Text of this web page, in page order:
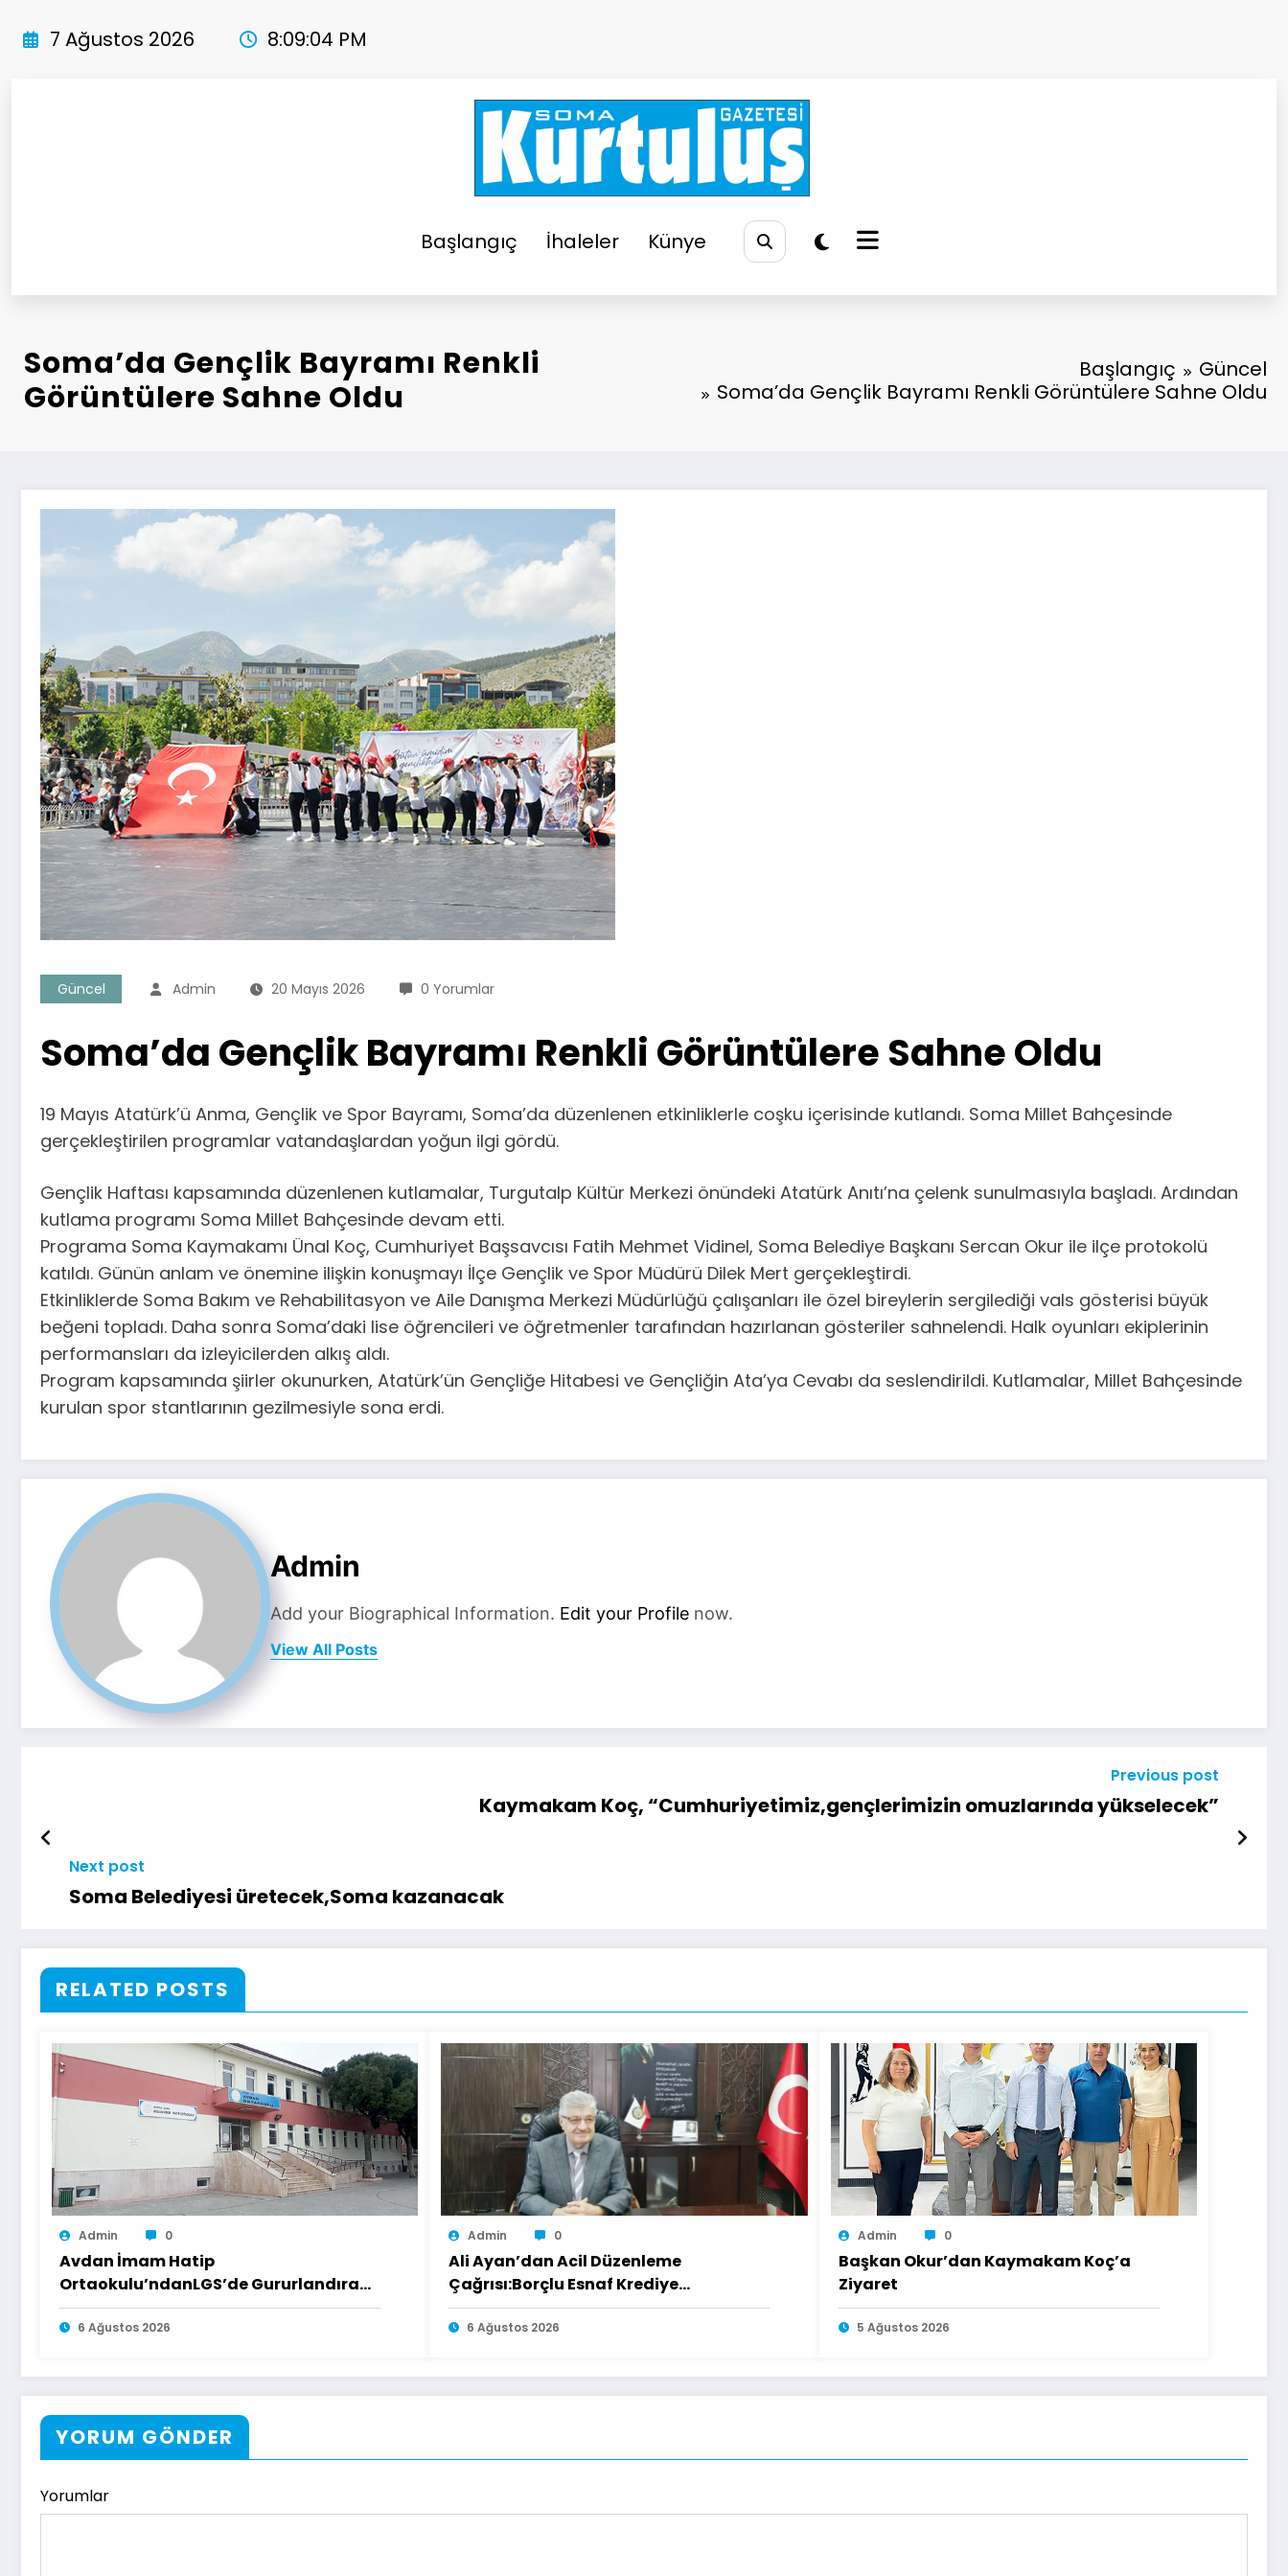
atla
7 Ağustos 2026 8:09:05 PM
Başlangıç İhaleler Künye
Soma’da Gençlik Bayramı Renkli
Görüntülere Sahne Oldu
Başlangıç
Güncel
Soma’da Gençlik Bayramı Renkli Görüntülere Sahne Oldu
Güncel Admin 20 Mayıs 2026 0 Yorumlar
Soma’da Gençlik Bayramı Renkli Görüntülere Sahne Oldu
19 Mayıs Atatürk’ü Anma, Gençlik ve Spor Bayramı, Soma’da düzenlenen etkinliklerle coşku içerisinde kutlandı. Soma Millet Bahçesinde
gerçekleştirilen programlar vatandaşlardan yoğun ilgi gördü.
Gençlik Haftası kapsamında düzenlenen kutlamalar, Turgutalp Kültür Merkezi önündeki Atatürk Anıtı’na çelenk sunulmasıyla başladı. Ardından
kutlama programı Soma Millet Bahçesinde devam etti.
Programa Soma Kaymakamı Ünal Koç, Cumhuriyet Başsavcısı Fatih Mehmet Vidinel, Soma Belediye Başkanı Sercan Okur ile ilçe protokolü
katıldı. Günün anlam ve önemine ilişkin konuşmayı İlçe Gençlik ve Spor Müdürü Dilek Mert gerçekleştirdi.
Etkinliklerde Soma Bakım ve Rehabilitasyon ve Aile Danışma Merkezi Müdürlüğü çalışanları ile özel bireylerin sergilediği vals gösterisi büyük
beğeni topladı. Daha sonra Soma’daki lise öğrencileri ve öğretmenler tarafından hazırlanan gösteriler sahnelendi. Halk oyunları ekiplerinin
performansları da izleyicilerden alkış aldı.
Program kapsamında şiirler okunurken, Atatürk’ün Gençliğe Hitabesi ve Gençliğin Ata’ya Cevabı da seslendirildi. Kutlamalar, Millet Bahçesinde
kurulan spor stantlarının gezilmesiyle sona erdi.
Admin
Add your Biographical Information. Edit your Profile now.
View All Posts
Previous post
Kaymakam Koç, “Cumhuriyetimiz,gençlerimizin omuzlarında yükselecek”
Next post
Soma Belediyesi üretecek,Soma kazanacak
RELATED POSTS
Admin 0
Avdan İmam Hatip
Ortaokulu’ndanLGS’de Gururlandıran
Başarı
6 Ağustos 2026
Admin 0
Ali Ayan’dan Acil Düzenleme
Çağrısı:Borçlu Esnaf Krediye
Ulaşamıyor
6 Ağustos 2026
Admin 0
Başkan Okur’dan Kaymakam Koç’a
Ziyaret
5 Ağustos 2026
YORUM GÖNDER
Yorumlar